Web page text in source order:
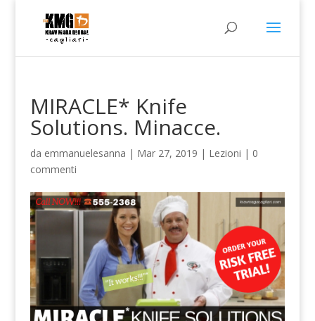
MIRACLE* Knife
Solutions. Minacce.
da emmanuelesanna | Mar 27, 2019 | Lezioni | 0
commenti